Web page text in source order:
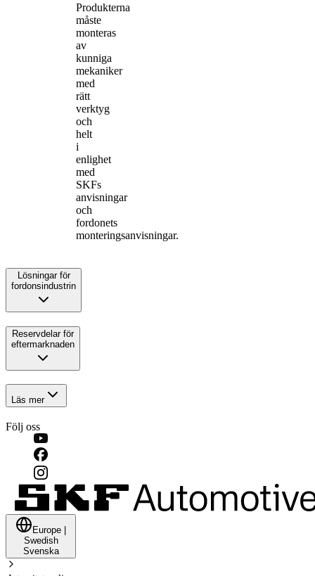
Produkterna
måste
monteras
av
kunniga
mekaniker
med
rätt
verktyg
och
helt
i
enlighet
med
SKFs
anvisningar
och
fordonets
monteringsanvisningar.
Lösningar för
fordonsindustrin
Reservdelar för
eftermarknaden
Läs mer
Följ oss
Europe
Swedish
Svenska